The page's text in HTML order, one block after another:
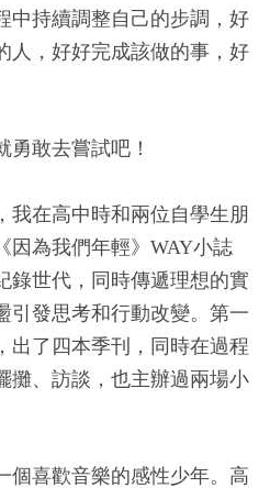
中持續調整自己的步調，好
人，好好完成該做的事，好
勇敢去嘗試吧！
我在高中時和兩位自學生朋
為我們年輕》WAY小誌
世代，同時傳遞理想的實
引發思考和行動改變。第一
出了四本季刊，同時在過程
攤、訪談，也主辦過兩場小
個喜歡音樂的感性少年。高